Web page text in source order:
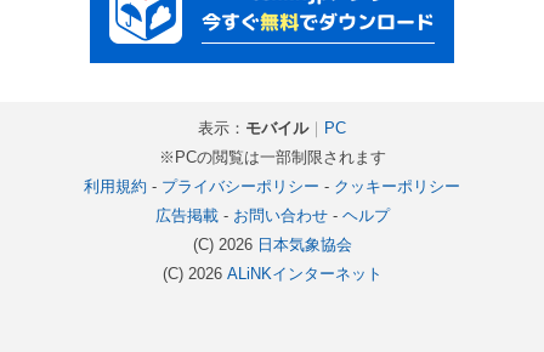
表示： モバイル｜ PC
※PCの閲覧は一部制限されます
利用規約 - プライバシーポリシー - クッキーポリシー
広告掲載- お問い合わせ- ヘルプ
(C) 2026 日本気象協会
(C) 2026 ALiNKインターネット